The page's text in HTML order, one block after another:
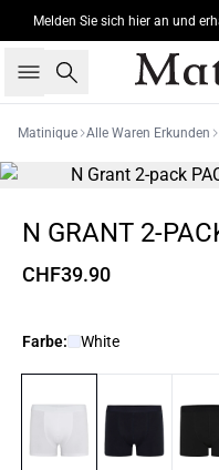
Melden Sie sich hier an und
Suche
Matinique Alle Waren Erkunden
N GRANT 2-
CHF39.90
Farbe: White